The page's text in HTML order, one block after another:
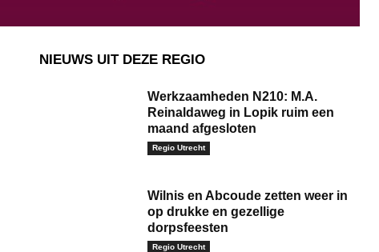
NIEUWS UIT DEZE REGIO
Werkzaamheden N210: M.A.
Reinaldaweg in Lopik ruim een
maand afgesloten
Regio Utrecht
Wilnis en Abcoude zetten weer in
op drukke en gezellige
dorpsfeesten
Regio Utrecht